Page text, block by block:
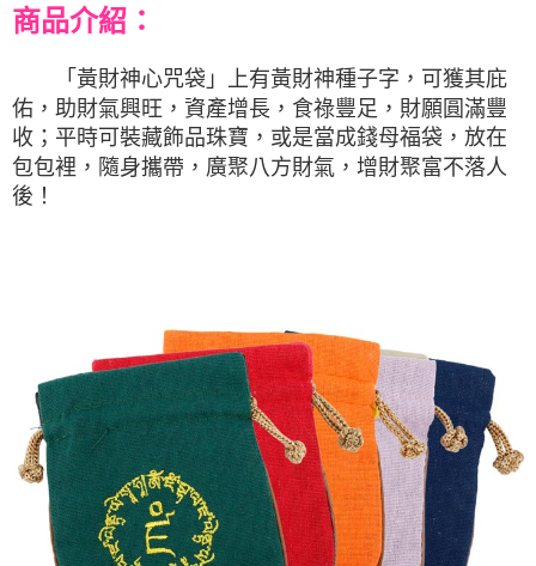
商品介紹：
「 黃財神心咒袋 」上有黃財神種子字，可獲其庇
佑，助財氣興旺，資產增長，食祿豐足，財願圓滿豐
收；平時可裝藏飾品珠寶，或是當成錢母福袋，放在
包包裡，隨身攜帶，廣聚八方財氣，增財聚富不落人
後！